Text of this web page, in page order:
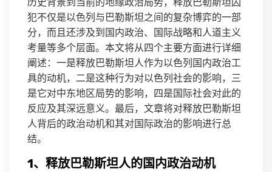
犯不仅是以色列与巴勒斯坦之间的复杂博弈的一部
分，而且还涉及到国内政治、国际战略和人道主义
考量等多个层面。本文将从四个主要方面进行详细
阐述：一是释放巴勒斯坦人作为以色列国内政治工
具的动机，二是这种行为对以色列社会的影响，三
是它对中东地区局势的影响，四是国际社会对此的
反应及其深远意义。最后，文章将对释放巴勒斯坦
人背后的政治动机和其对国际政治的影响进行总
结。
1、释放巴勒斯坦人的国内政治动机